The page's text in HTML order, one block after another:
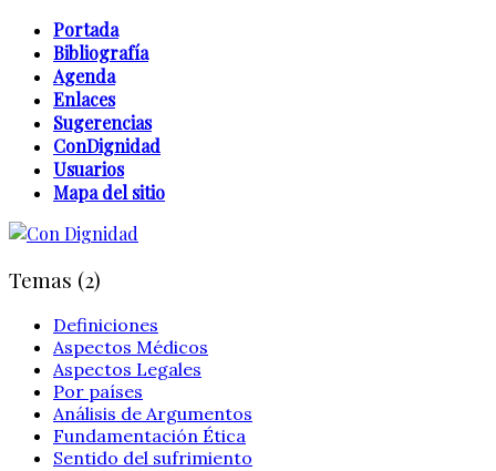
Portada
Bibliografía
Agenda
Enlaces
Sugerencias
ConDignidad
Usuarios
Mapa del sitio
Temas (2)
Definiciones
Aspectos Médicos
Aspectos Legales
Por países
Análisis de Argumentos
Fundamentación Ética
Sentido del sufrimiento